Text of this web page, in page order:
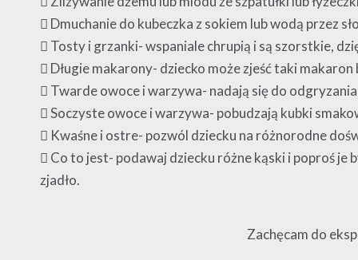
 Dmuchanie do kubeczka z sokiem lub wodą przez
 Tosty i grzanki- wspaniale chrupią i są szorstkie,
 Długie makarony- dziecko może zjeść taki
 Twarde owoce i warzywa- nadają się do
 Soczyste owoce i warzywa- pobudzają kubki
 Kwaśne i ostre- pozwól dziecku na różnorodne
 Co to jest- podawaj dziecku różne kąski i poproś je
zjadło.
Zachęcam do